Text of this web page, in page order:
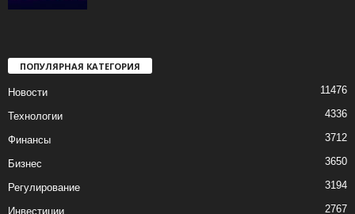
ПОПУЛЯРНАЯ КАТЕГОРИЯ
Новости 11476
Технологии 4336
Финансы 3712
Бизнес 3650
Регулирование 3194
Инвестиции 2767